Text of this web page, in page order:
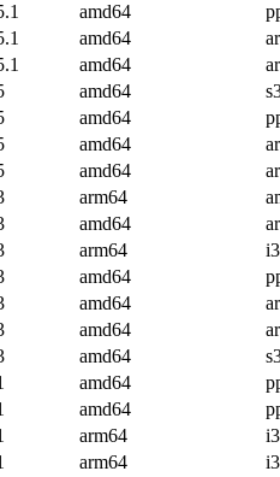
amd64
amd64
amd64
amd64
amd64
amd64
amd64
arm64
amd64
arm64
amd64
amd64
amd64
amd64
amd64
amd64
arm64
arm64